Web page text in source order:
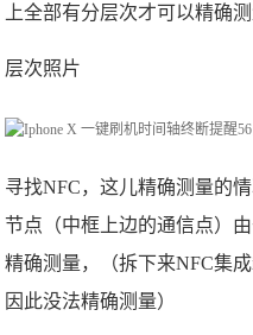
上全部有分层次才可以精确测
层次照片
寻找NFC，这儿精确测量的
节点（中框上边的通信点）
精确测量，（拆下来NFC集
因此没法精确测量）